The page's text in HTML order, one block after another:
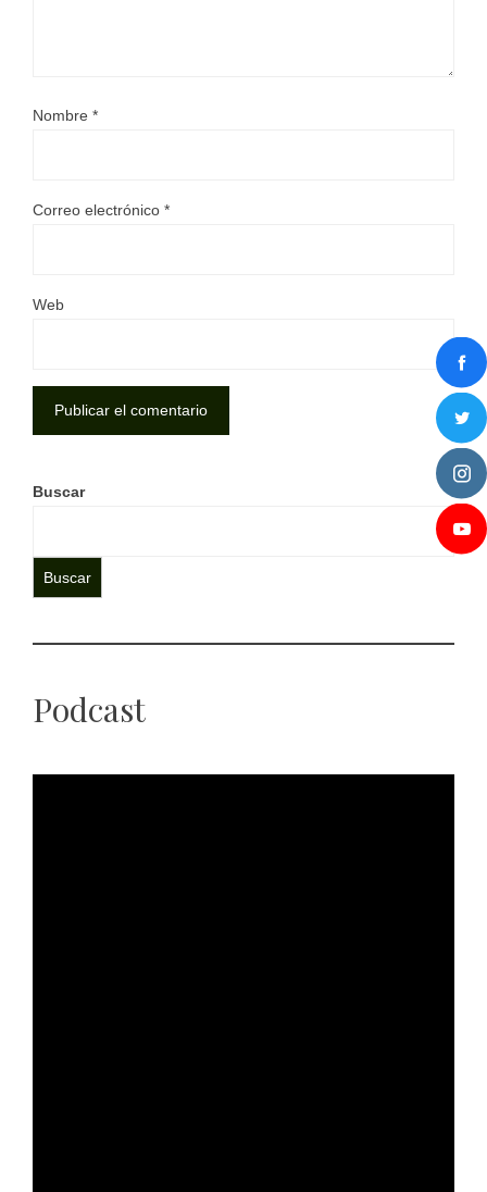
Nombre *
Correo electrónico *
Web
Buscar
Buscar
Podcast